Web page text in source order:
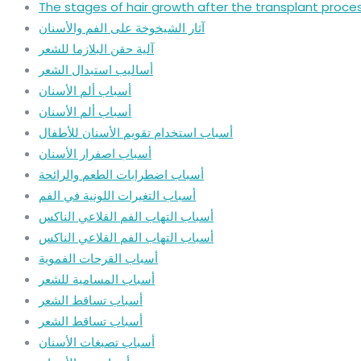
The stages of hair growth after the transplant
آثار الشيخوخة على الفم والأسنان
آلية حقن البلازما للشعر
أساليب استبدال الشعر
أسباب ألم الأسنان
أسباب ألم الأسنان
أسباب استخدام تقويم الأسنان للأطفال
أسباب اصفرار الأسنان
أسباب اضطرابات الطعم والرائحة
أسباب التغيرات اللونية في الفم
أسباب التهاب الفم القلاعي الناكس
أسباب التهاب الفم القلاعي الناكس
أسباب القرحات الفموية
أسباب المسامية للشعر
أسباب تساقط الشعر
أسباب تساقط الشعر
أسباب تصبغات الأسنان